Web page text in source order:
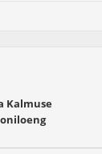
Kalmuse